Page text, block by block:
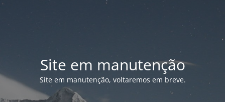
Site em manutenção
Site em manutenção, voltaremos em breve.